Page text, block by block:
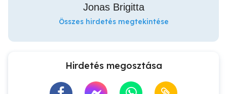
Jonas Brigitta
Összes hirdetés megtekintése
Hirdetés megosztása